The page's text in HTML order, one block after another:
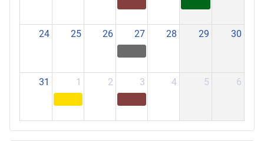
24 25 26 27 28 29 30
31 1 2 3 4 5 6